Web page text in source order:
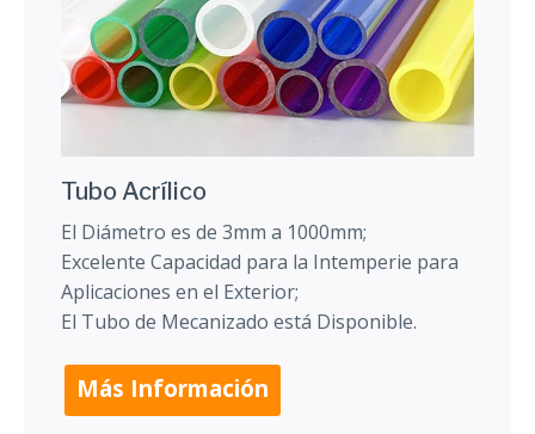
Tubo Acrílico
El Diámetro es de 3mm a 1000mm;
Excelente Capacidad para la Intemperie para
Aplicaciones en el Exterior;
El Tubo de Mecanizado está Disponible.
Más Información